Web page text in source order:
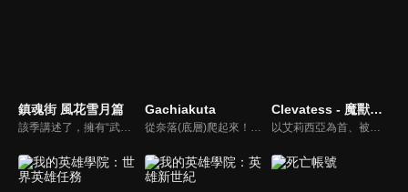
鎮魂街 風花雪月篇
該季講述了，擁有“武神軀”的少年鎮魂將——曹焱兵為尋父母下落，與少女夏鈴、北落師門等隊友，闖入靈域禁地蘆花古樓，併與守衛者“風花雪月”四王展開激烈交鋒的冒險故事。
Gachiakuta
從奈落(底層)爬起來！一切都是為了改變這個「糞土般的世界」──！《GACHIAKUTA》以生活在罪犯後裔聚集的貧民窟孤兒少年「路德」為主角，展開的熱血戰鬥冒險故事。作品自2022年2月起開始連載，並榮獲「下一部人氣漫畫大賞2022」紙本漫畫類別Global特別獎。
Clevatess - 魔獸之王與嬰兒與屍之勇者
以艾莉西亞為首、被王所選上的勇者一行人，因為討伐魔獸王克雷巴特斯失利，因此陷入了危機。就在世界滅亡之際，所有人的希望託付到了一名嬰兒手上。